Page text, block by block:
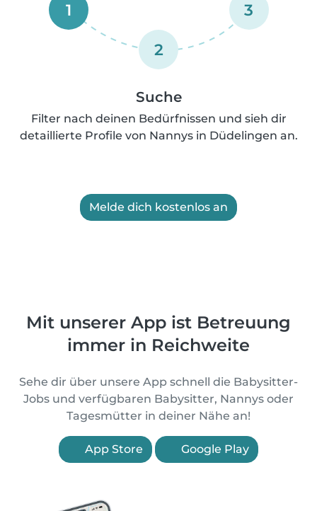
1
2
3
Suche
Filter nach deinen Bedürfnissen und sieh dir
detaillierte Profile von Nannys in Düdelingen an.
Melde dich kostenlos an
Mit unserer App ist Betreuung
immer in Reichweite
Sehe dir über unsere App schnell die Babysitter-
Jobs und verfügbaren Babysitter, Nannys oder
Tagesmütter in deiner Nähe an!
App Store Google Play